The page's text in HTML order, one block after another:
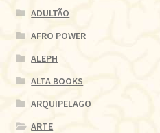
ADULTÃO
AFRO POWER
ALEPH
ALTA BOOKS
ARQUIPELAGO
ARTE